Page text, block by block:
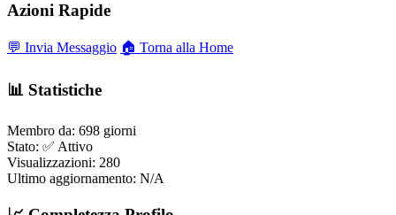
Azioni Rapide
💬 Invia Messaggio 🏠 Torna alla Home
📊 Statistiche
Membro da: 698 giorni
Stato: ✅ Attivo
Visualizzazioni: 280
Ultimo aggiornamento: N/A